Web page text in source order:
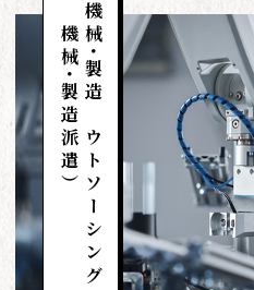
機械
・
製造
アウトソーシング
（機械
・
製造派遣）